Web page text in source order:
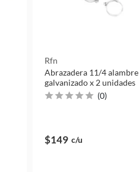
Rfn
Abrazadera 11/4 alambre
galvanizado x 2 unidades
(0)
$149 c/u